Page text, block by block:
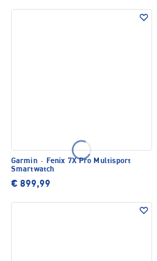
Garmin · Fenix 7X Pro Multisport
Smartwatch
€ 899,99